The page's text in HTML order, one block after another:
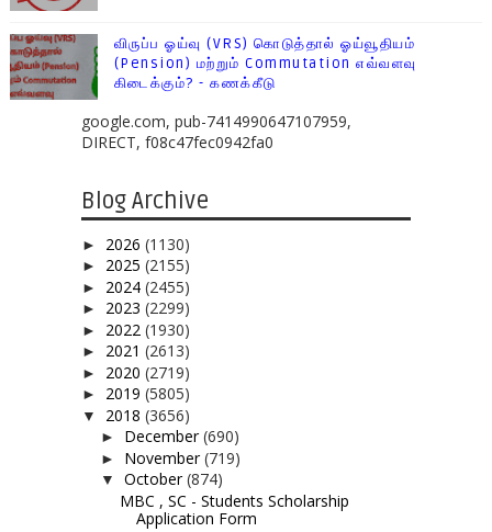
விருப்ப ஓய்வு (VRS) கொடுத்தால் ஓய்வூதியம்
(Pension) மற்றும் Commutation எவ்வளவு
கிடைக்கும்? - கணக்கீடு
google.com, pub-7414990647107959,
DIRECT, f08c47fec0942fa0
Blog Archive
► 2026 (1130)
► 2025 (2155)
► 2024 (2455)
► 2023 (2299)
► 2022 (1930)
► 2021 (2613)
► 2020 (2719)
► 2019 (5805)
▼ 2018 (3656)
► December(690)
► November(719)
▼ October(874)
MBC , SC - Students Scholarship
Application Form